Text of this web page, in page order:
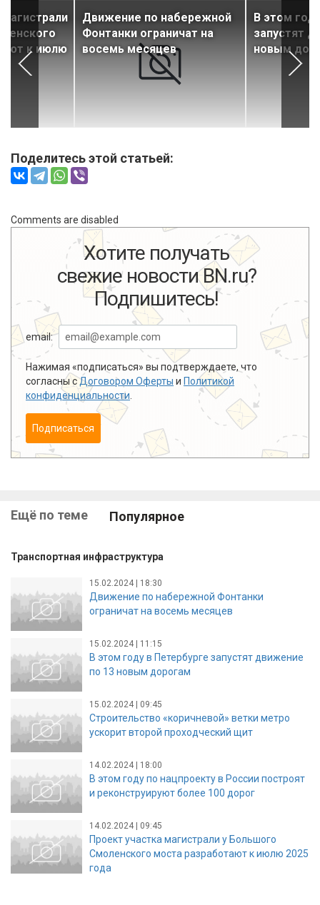
к июлю
Движение по набережной
Фонтанки ограничат на
восемь месяцев
В этом
запустят
новым
Поделитесь этой статьей:
Comments are disabled
Хотите получать
свежие новости BN.ru?
Подпишитесь!
email:
Нажимая «подписаться» вы подтверждаете, что
согласны сДоговором Оферты и Политикой
конфиденциальности
Подписаться
Ещё по теме Популярное
Транспортная инфраструктура
15.02.2024 | 18:30
Движение по набережной Фонтанки
ограничат на восемь месяцев
15.02.2024 | 11:15
В этом году в Петербурге запустят движение
по 13 новым дорогам
15.02.2024 | 09:45
Строительство «коричневой» ветки метро
ускорит второй проходческий щит
14.02.2024 | 18:00
В этом году по нацпроекту в России построят
и реконструируют более 100 дорог
14.02.2024 | 09:45
Проект участка магистрали у Большого
Смоленского моста разработают к июлю 2025
года